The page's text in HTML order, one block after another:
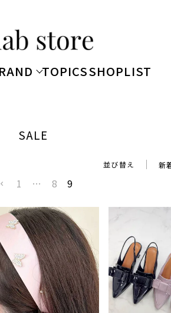
TOPICSSHOPLIST
SALE
並び替え 新
1 … 8 9